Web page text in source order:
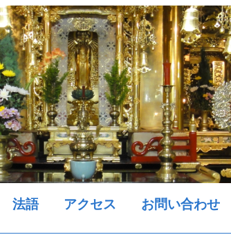
法語 アクセス お問い合わせ